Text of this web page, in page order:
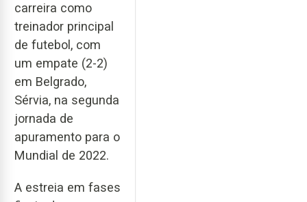
carreira como
treinador principal
de futebol, com
um empate (2-2)
em Belgrado,
Sérvia, na segunda
jornada de
apuramento para o
Mundial de 2022.
A estreia em fases